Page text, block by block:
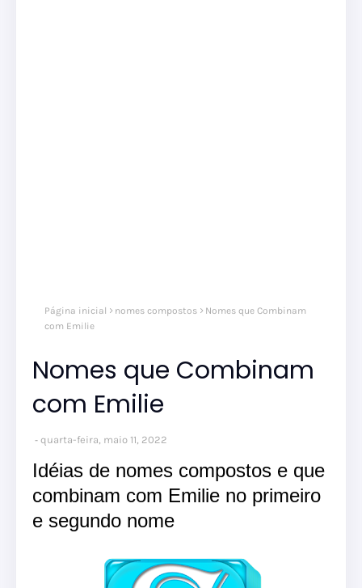
Página inicial nomes compostos
Nomes que Combinam
com Emilie
Nomes que Combinam
com Emilie
quarta-feira, maio 11, 2022
Idéias de nomes compostos e que
combinam com Emilie no primeiro
e segundo nome